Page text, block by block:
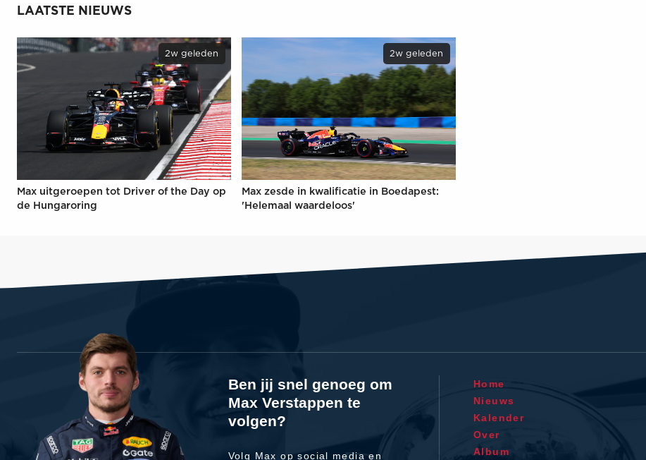
LAATSTE NIEUWS
2w geleden
Max uitgeroepen tot Driver of the Day op
de Hungaroring
2w geleden
Max zesde in kwalificatie in Boedapest:
'Helemaal waardeloos'
Ben jij snel genoeg om
Max Verstappen te
volgen?
Volg Max op social media en
Home
Nieuws
Kalender
Over
Album